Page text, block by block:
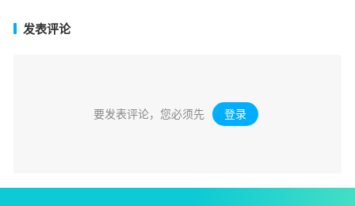
发表评论
要发表评论，您必须先 登录 。